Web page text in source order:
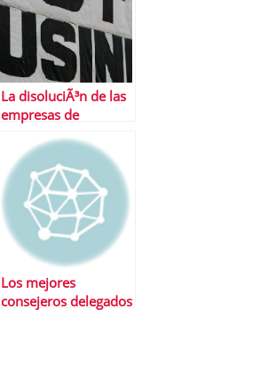
La disoluciÃ³n de las
empresas de
ocurre y cÃ³mo
evitarla
Los mejores
consejeros delegados